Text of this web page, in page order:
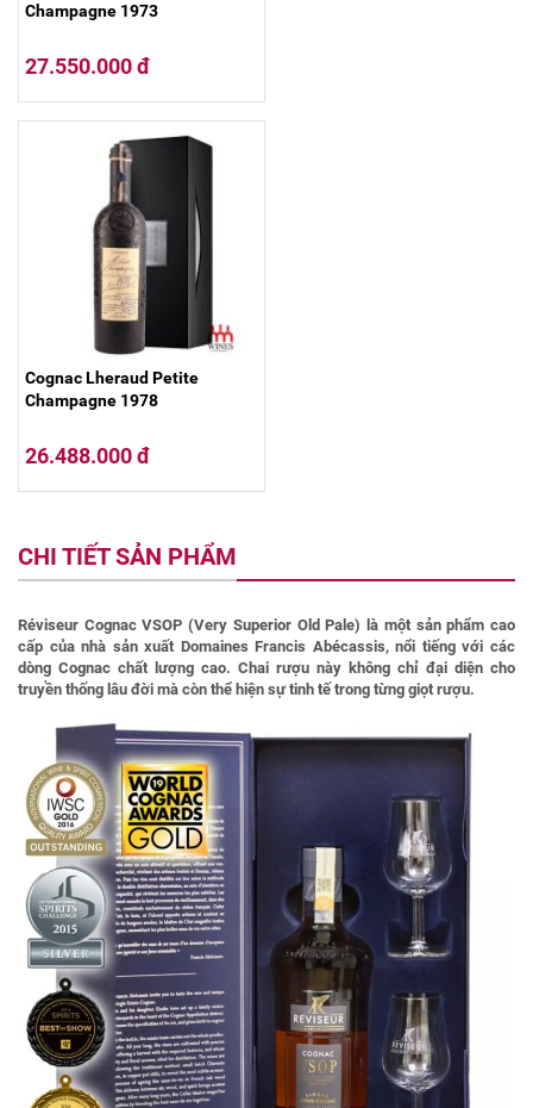
Champagne 1973
27.550.000 đ
Cognac Lheraud Petite
Champagne 1978
26.488.000 đ
CHI TIẾT SẢN PHẨM
Réviseur Cognac VSOP (Very Superior Old Pale) là một sản phẩm cao
cấp của nhà sản xuất Domaines Francis Abécassis, nổi tiếng với các
dòng Cognac chất lượng cao. Chai rượu này không chỉ đại diện cho
truyền thống lâu đời mà còn thể hiện sự tinh tế trong từng giọt rượu.